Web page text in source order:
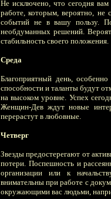
Не исключено, что сегодня вам
работе, которым, вероятно,
событий не в вашу пользу.
необдуманных решений.
стабильность своего положения.
Среда
Благоприятный день,
способности и таланты будут
на высоком уровне. Успех
Женщин-Дев ждут новые
перерастут в любовные.
Четверг
Звезды предостерегают от
потери. Поспешность и
организации или к
внимательны при работе с
окружающими вас людьми,